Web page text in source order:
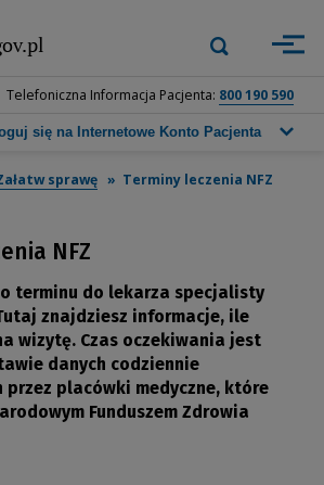
górna
Wpisz
frazę,
którą
wyszukać,
naciśnij
wyszukiwania
lub
klawisz
Enter.
Zastosuj
Telefoniczna Informacja Pacjenta: 800 190 590
się na Internetowe Konto Pacjenta
sprawę Terminy leczenia NFZ
NFZ
terminu do lekarza specjalisty
znajdziesz informacje, ile
wizytę. Czas oczekiwania jest
danych codziennie
przez placówki medyczne, które
Funduszem Zdrowia